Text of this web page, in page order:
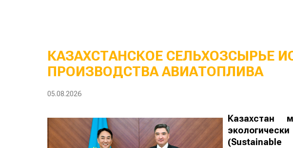
КАЗАХСТАНСКОЕ СЕЛЬХОЗСЫРЬЕ
ПРОИЗВОДСТВА АВИАТОПЛИВА
05.08.2026
Казахстан